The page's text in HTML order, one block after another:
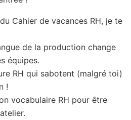
Cahier de vacances RH, je te
de la production change
équipes.
RH qui sabotent (malgré toi)
!
vocabulaire RH pour être